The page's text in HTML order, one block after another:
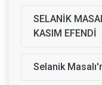
SELANİK
KASIM EFENDİ
Selanik